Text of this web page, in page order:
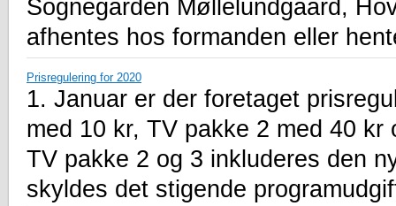
Sognegården Møllelundgaard,
afhentes hos formanden eller
Prisregulering for 2020
1. Januar er der foretaget
med 10 kr, TV pakke 2 med 40
TV pakke 2 og 3 inkluderes den
skyldes det stigende